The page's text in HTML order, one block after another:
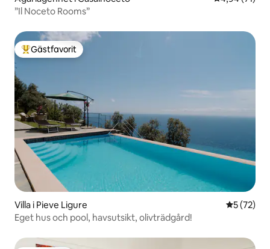
”Il Noceto Rooms”
Populär gästfavorit
Gästfavorit
Villa i Pieve Ligure 5 av 5 i
5 (72)
Eget hus och pool, havsutsikt, olivträdgård!